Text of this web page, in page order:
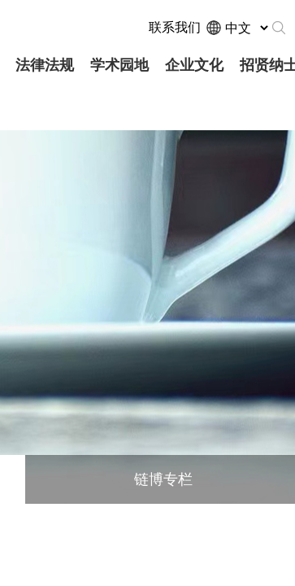
联系我们
法律法规 学术园地 企业文化 招贤纳
链博专栏